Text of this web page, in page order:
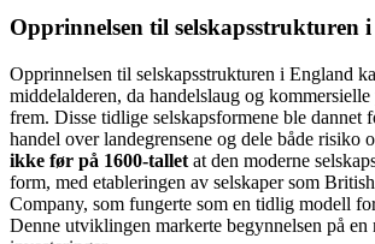
Opprinnelsen til selskapsstrukturen
Opprinnelsen til selskapsstrukturen i England
middelalderen, da handelslaug og
frem. Disse tidlige selskapsformene ble dannet
handel over landegrensene og dele både risiko
ikke før på 1600-tallet at den moderne
form, med etableringen av selskaper som
Company, som fungerte som en tidlig modell
Denne utviklingen markerte begynnelsen på